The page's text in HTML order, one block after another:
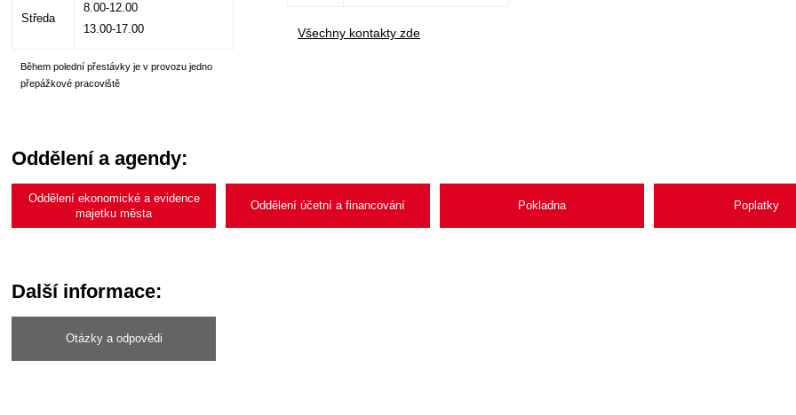
Středa
8.00-12.00
13.00-17.00
Během polední přestávky je v provozu jedno
přepážkové pracoviště
Všechny kontakty zde
Oddělení a agendy:
Oddělení ekonomické a evidence
majetku města
Oddělení účetní a financování Pokladna Poplatky
Další informace:
Otázky a odpovědi